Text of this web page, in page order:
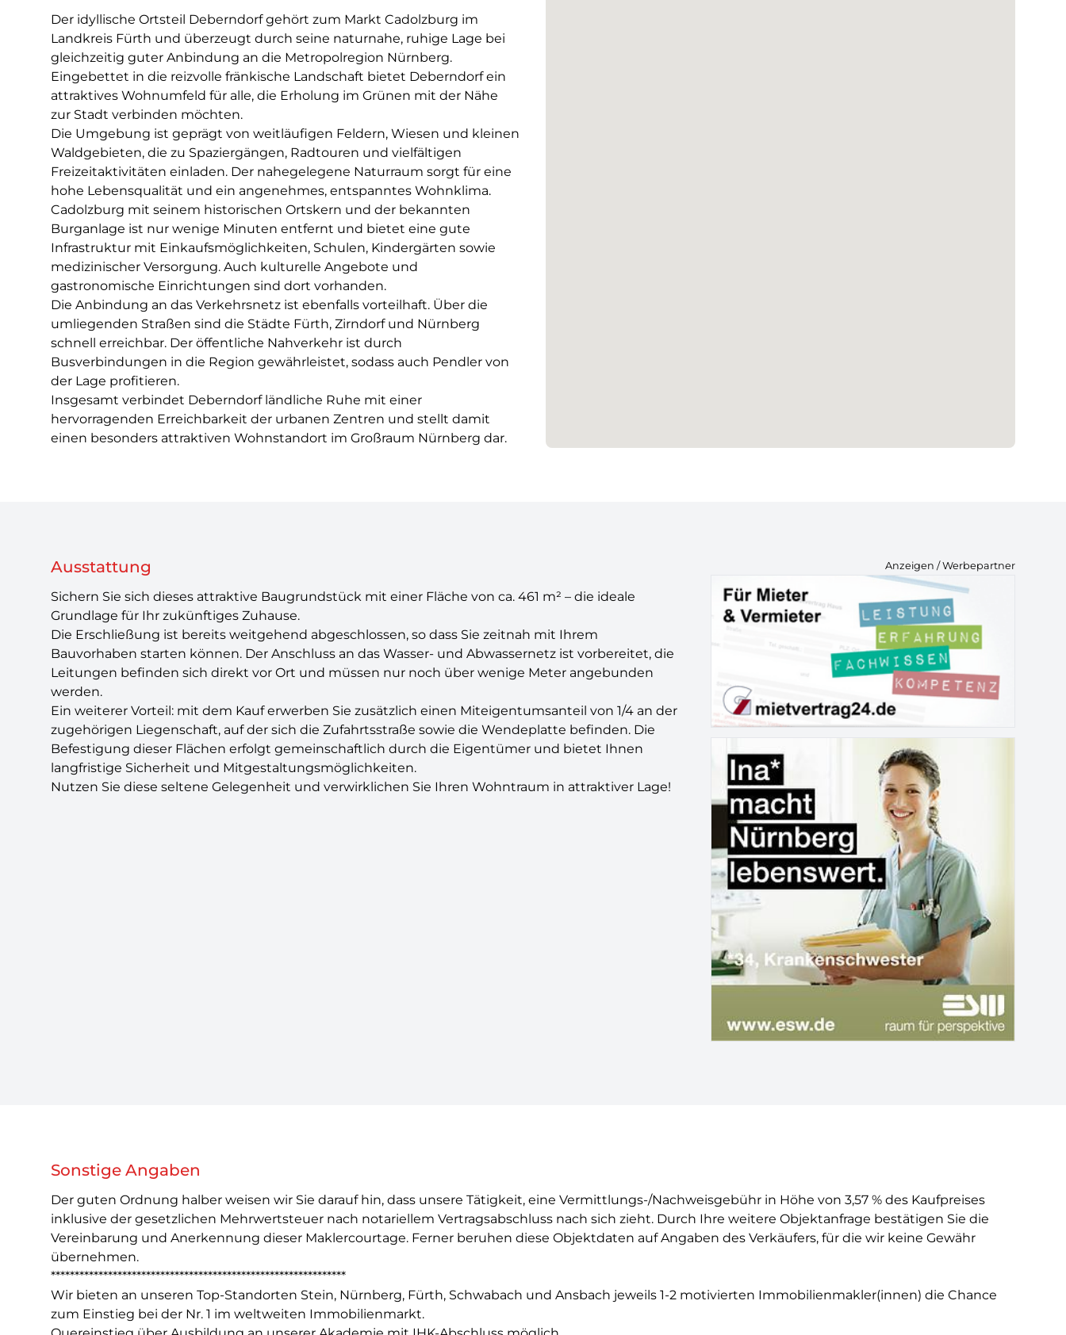
Der idyllische Ortsteil Deberndorf gehört zum Markt Cadolzburg im
Landkreis Fürth und überzeugt durch seine naturnahe, ruhige Lage bei
gleichzeitig guter Anbindung an die Metropolregion Nürnberg.
Eingebettet in die reizvolle fränkische Landschaft bietet Deberndorf ein
attraktives Wohnumfeld für alle, die Erholung im Grünen mit der Nähe
zur Stadt verbinden möchten.
Die Umgebung ist geprägt von weitläufigen Feldern, Wiesen und kleinen
Waldgebieten, die zu Spaziergängen, Radtouren und vielfältigen
Freizeitaktivitäten einladen. Der nahegelegene Naturraum sorgt für eine
hohe Lebensqualität und ein angenehmes, entspanntes Wohnklima.
Cadolzburg mit seinem historischen Ortskern und der bekannten
Burganlage ist nur wenige Minuten entfernt und bietet eine gute
Infrastruktur mit Einkaufsmöglichkeiten, Schulen, Kindergärten sowie
medizinischer Versorgung. Auch kulturelle Angebote und
gastronomische Einrichtungen sind dort vorhanden.
Die Anbindung an das Verkehrsnetz ist ebenfalls vorteilhaft. Über die
umliegenden Straßen sind die Städte Fürth, Zirndorf und Nürnberg
schnell erreichbar. Der öffentliche Nahverkehr ist durch
Busverbindungen in die Region gewährleistet, sodass auch Pendler von
der Lage profitieren.
Insgesamt verbindet Deberndorf ländliche Ruhe mit einer
hervorragenden Erreichbarkeit der urbanen Zentren und stellt damit
einen besonders attraktiven Wohnstandort im Großraum Nürnberg dar.
Ausstattung
Sichern Sie sich dieses attraktive Baugrundstück mit einer Fläche von ca. 461 m² – die ideale
Grundlage für Ihr zukünftiges Zuhause.
Die Erschließung ist bereits weitgehend abgeschlossen, so dass Sie zeitnah mit Ihrem
Bauvorhaben starten können. Der Anschluss an das Wasser- und Abwassernetz ist vorbereitet, die
Leitungen befinden sich direkt vor Ort und müssen nur noch über wenige Meter angebunden
werden.
Ein weiterer Vorteil: mit dem Kauf erwerben Sie zusätzlich einen Miteigentumsanteil von 1/4 an der
zugehörigen Liegenschaft, auf der sich die Zufahrtsstraße sowie die Wendeplatte befinden. Die
Befestigung dieser Flächen erfolgt gemeinschaftlich durch die Eigentümer und bietet Ihnen
langfristige Sicherheit und Mitgestaltungsmöglichkeiten.
Nutzen Sie diese seltene Gelegenheit und verwirklichen Sie Ihren Wohntraum in attraktiver Lage!
Anzeigen / Werbepartner
Sonstige Angaben
Der guten Ordnung halber weisen wir Sie darauf hin, dass unsere Tätigkeit, eine Vermittlungs-/Nachweisgebühr in Höhe von 3,57 % des Kaufpreises
inklusive der gesetzlichen Mehrwertsteuer nach notariellem Vertragsabschluss nach sich zieht. Durch Ihre weitere Objektanfrage bestätigen Sie die
Vereinbarung und Anerkennung dieser Maklercourtage. Ferner beruhen diese Objektdaten auf Angaben des Verkäufers, für die wir keine Gewähr
übernehmen.
**************************************************************
Wir bieten an unseren Top-Standorten Stein, Nürnberg, Fürth, Schwabach und Ansbach jeweils 1-2 motivierten Immobilienmakler(innen) die Chance
zum Einstieg bei der Nr. 1 im weltweiten Immobilienmarkt.